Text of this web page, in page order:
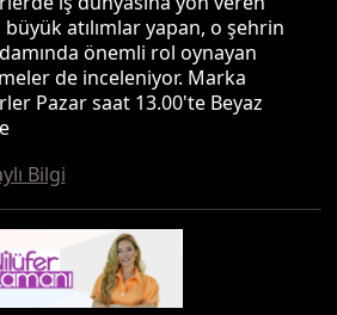
büyük atılımlar yapan, o şehrin
önemli rol oynayan
de inceleniyor. Marka
Pazar saat 13.00'te Beyaz
Bilgi